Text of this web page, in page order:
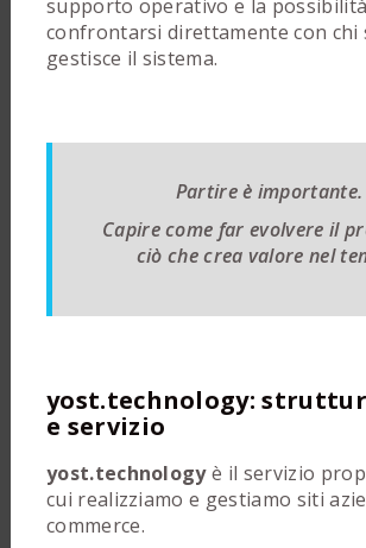
supporto operativo e la
confrontarsi direttamente con chi
gestisce il sistema.
Partire è importante.
Capire come far evolvere il
ciò che crea valore nel
yost.technology:
e servizio
yost.technologyè il servizio
cui realizziamo e gestiamo siti
commerce.